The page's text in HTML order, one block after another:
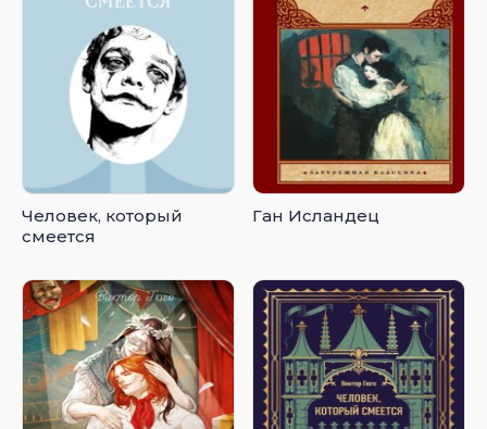
Человек, который
смеется
Ган Исландец